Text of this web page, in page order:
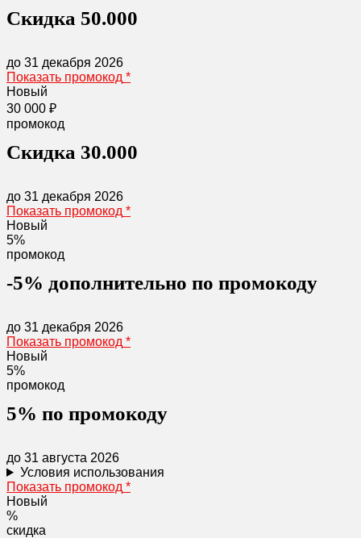
Скидка 50.000
до 31 декабря 2026
Показать промокод *
Новый
30 000 ₽
промокод
Скидка 30.000
до 31 декабря 2026
Показать промокод *
Новый
5%
промокод
-5% дополнительно по промокоду
до 31 декабря 2026
Показать промокод *
Новый
5%
промокод
5% по промокоду
до 31 августа 2026
Условия использования
Показать промокод *
Новый
%
скидка